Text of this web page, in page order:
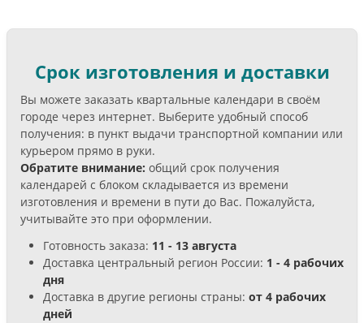
Срок изготовления и доставки
Вы можете заказать квартальные календари в своём
городе через интернет. Выберите удобный способ
получения: в пункт выдачи транспортной компании или
курьером прямо в руки.
Обратите внимание: общий срок получения
календарей с блоком складывается из времени
изготовления и времени в пути до Вас. Пожалуйста,
учитывайте это при оформлении.
Готовность заказа: 11 - 13 августа
Доставка центральный регион России: 1 - 4 рабочих
дня
Доставка в другие регионы страны: от 4 рабочих
дней